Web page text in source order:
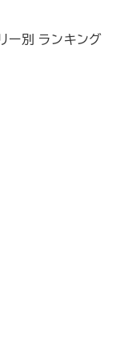
ー別 ランキング